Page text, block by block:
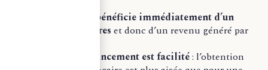
Le repreneur bénéficie immédiatement d’un
chiffre d’affaires et donc d’un revenu généré par
L’accès au financement est facilité: l’obtention